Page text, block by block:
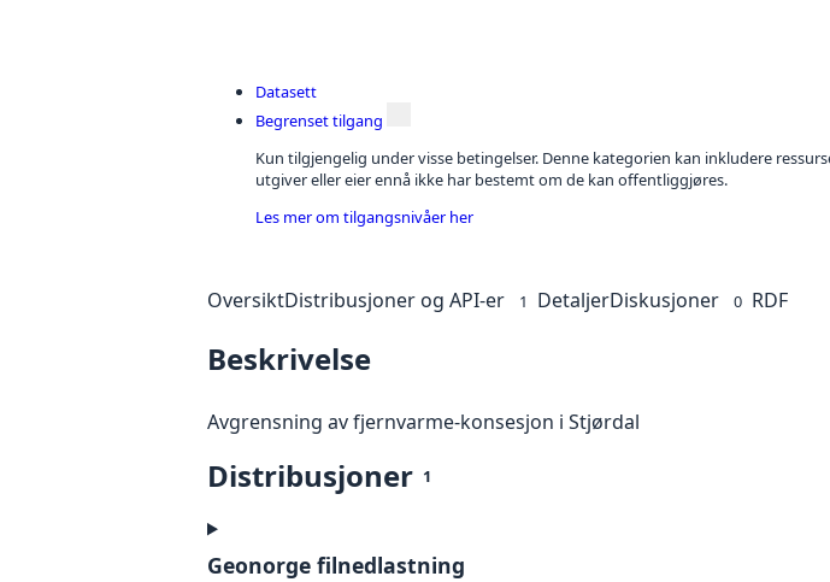
Datasett
Begrenset tilgang
Kun tilgjengelig under visse betingelser. Denne kategorien kan inkludere
utgiver eller eier ennå ikke har bestemt om de kan offentliggjøres.
Les mer om tilgangsnivåer her
OversiktDistribusjoner og API-er 1 DetaljerDiskusjoner 0 RDF
Beskrivelse
Avgrensning av fjernvarme-konsesjon i Stjørdal
Distribusjoner 1
Geonorge filnedlastning